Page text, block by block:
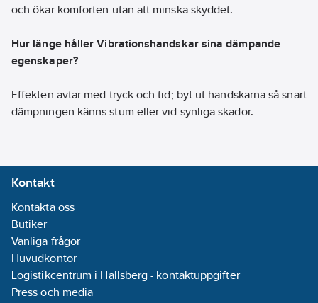
och ökar komforten utan att minska skyddet.
Hur länge håller Vibrationshandskar sina dämpande
egenskaper?
Effekten avtar med tryck och tid; byt ut handskarna så snart
dämpningen känns stum eller vid synliga skador.
Kontakt
Kontakta oss
Butiker
Vanliga frågor
Huvudkontor
Logistikcentrum i Hallsberg - kontaktuppgifter
Press och media